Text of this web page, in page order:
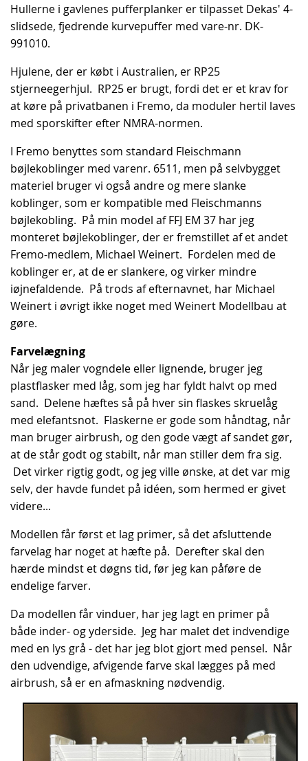
Hullerne i gavlenes pufferplanker er tilpasset Dekas' 4-
slidsede, fjedrende kurvepuffer med vare-nr. DK-
991010.
Hjulene, der er købt i Australien, er RP25
stjerneegerhjul. RP25 er brugt, fordi det er et krav for
at køre på privatbanen i Fremo, da moduler hertil laves
med sporskifter efter NMRA-normen.
I Fremo benyttes som standard Fleischmann
bøjlekoblinger med varenr. 6511, men på selvbygget
materiel bruger vi også andre og mere slanke
koblinger, som er kompatible med Fleischmanns
bøjlekobling. På min model af FFJ EM 37 har jeg
monteret bøjlekoblinger, der er fremstillet af et andet
Fremo-medlem, Michael Weinert. Fordelen med de
koblinger er, at de er slankere, og virker mindre
iøjnefaldende. På trods af efternavnet, har Michael
Weinert i øvrigt ikke noget med Weinert Modellbau at
gøre.
Farvelægning
Når jeg maler vogndele eller lignende, bruger jeg
plastflasker med låg, som jeg har fyldt halvt op med
sand. Delene hæftes så på hver sin flaskes skruelåg
med elefantsnot. Flaskerne er gode som håndtag, når
man bruger airbrush, og den gode vægt af sandet gør,
at de står godt og stabilt, når man stiller dem fra sig.
Det virker rigtig godt, og jeg ville ønske, at det var mig
selv, der havde fundet på idéen, som hermed er givet
videre...
Modellen får først et lag primer, så det afsluttende
farvelag har noget at hæfte på. Derefter skal den
hærde mindst et døgns tid, før jeg kan påføre de
endelige farver.
Da modellen får vinduer, har jeg lagt en primer på
både inder- og yderside. Jeg har malet det indvendige
med en lys grå - det har jeg blot gjort med pensel. Når
den udvendige, afvigende farve skal lægges på med
airbrush, så er en afmaskning nødvendig.